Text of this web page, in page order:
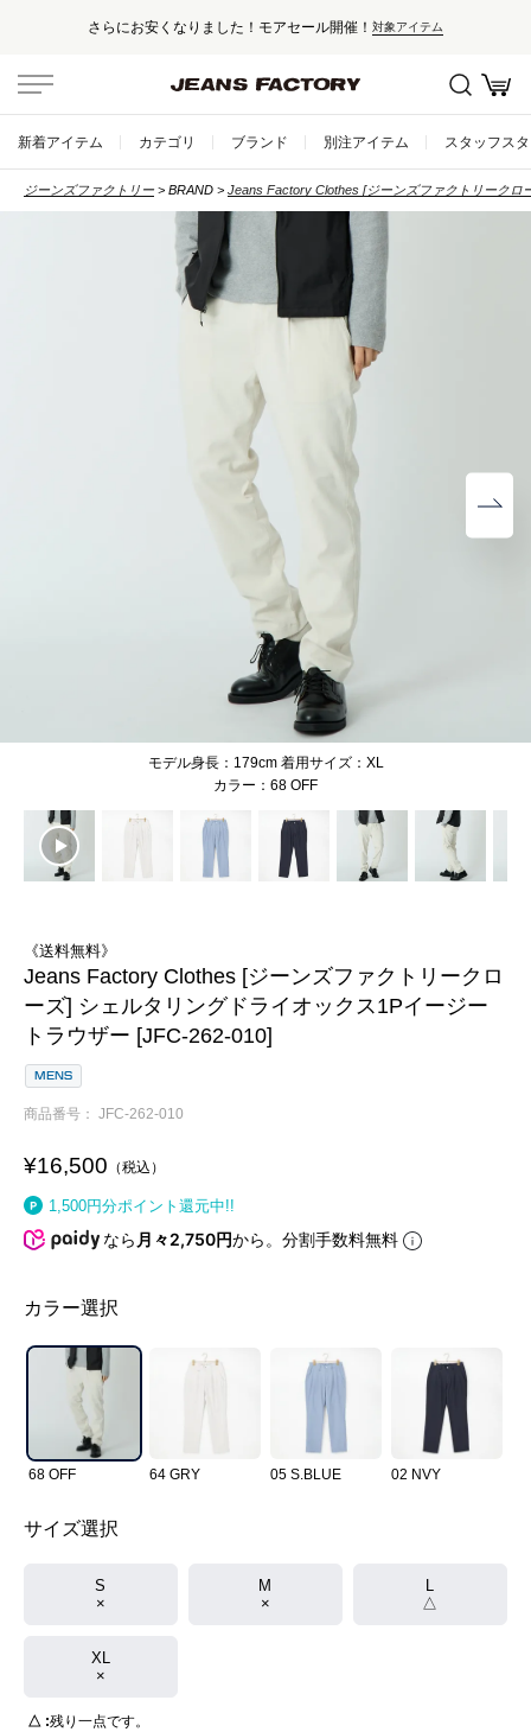
さらにお安くなりました！モアセール開催！ 対象アイテム
新着アイテム カテゴリ ブランド 別注アイテム スタッフス
ジーンズファクトリー BRAND Jeans Factory Clothes [ジーンズファクトリークロ
モデル身長：179cm 着用サイズ：XL
68 OFF
《送料無料》
Jeans Factory Clothes [ジーンズファクトリークロ
ーズ] シェルタリングドライオックス1Pイージー
トラウザー [JFC-262-010]
MENS
商品番号 JFC-262-010
¥16,500 税込
1,500円分ポイント還元中!!
なら 月々2,750円から。分割手数料無料
カラー選択
68 OFF 64 GRY 05 S.BLUE 02 NVY
サイズ選択
S
×
M
×
L
△
XL
×
△ 残り一点です。